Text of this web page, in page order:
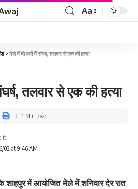
Aa
>मेले में दो पक्षों में संघर्ष, तलवार से एक की हत्‍या
तलवार से एक की हत्‍या
02 at 9:46 AM
1 Min Read
शाहपुर में आयोजित मेले में शनिवार देर रात